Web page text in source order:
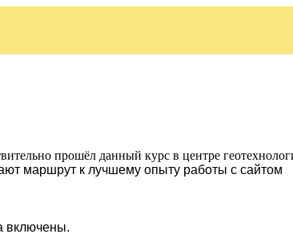
прошёл данный курс в центре
маршрут к лучшему опыту работы с сайтом
включены.